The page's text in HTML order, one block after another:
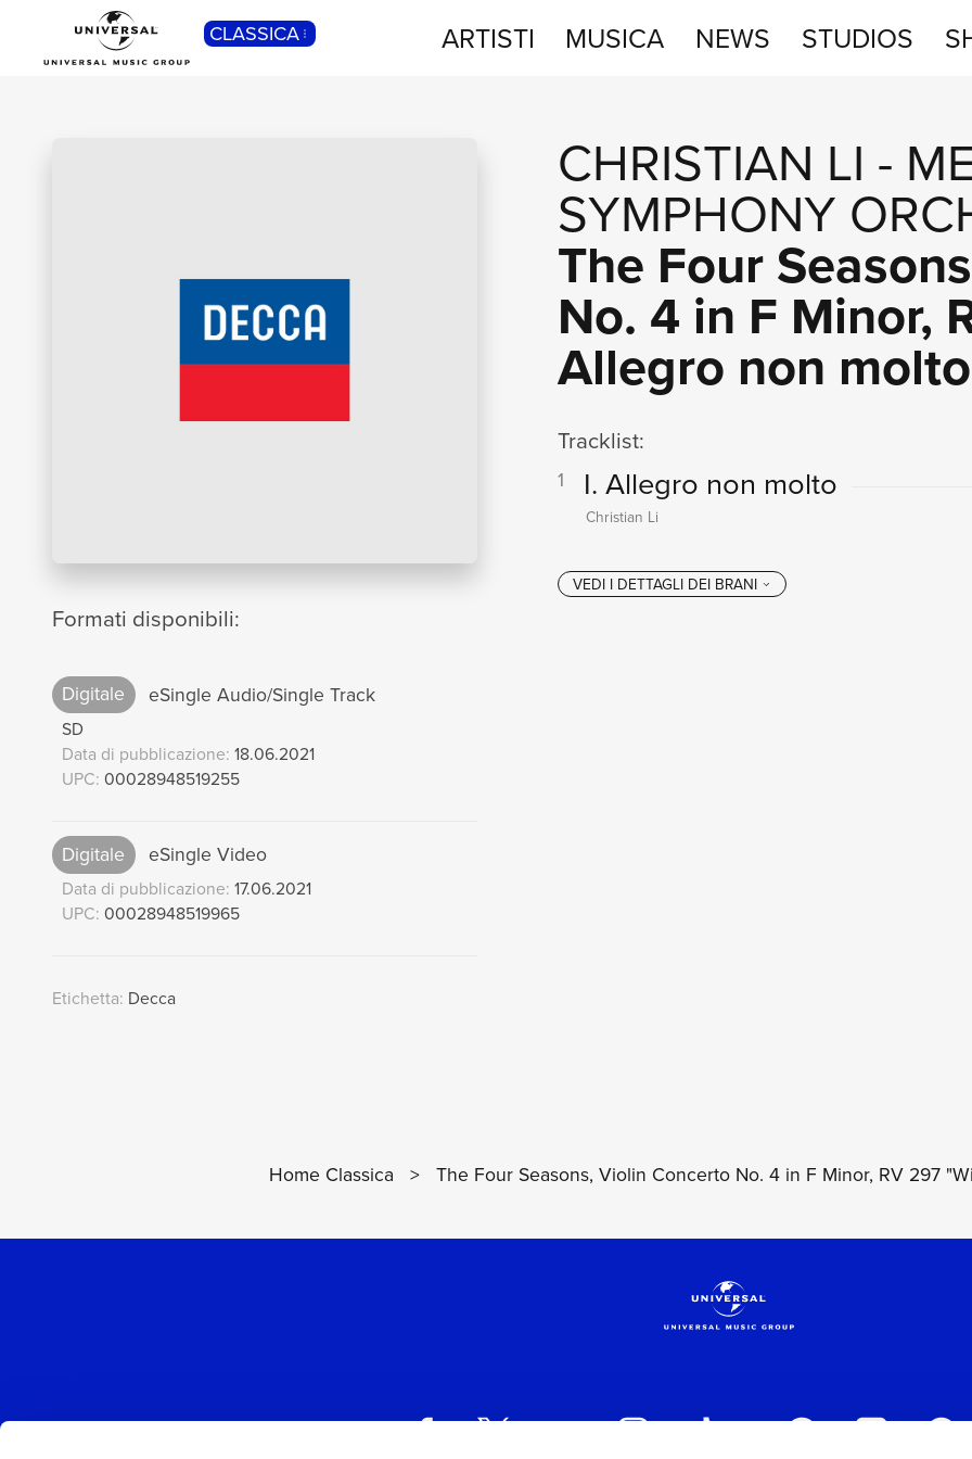
CLASSICA ARTISTI MUSICA NEWS STUDIOS
Formati disponibili:
Digitale eSingle Audio/Single Track
SD
Data di pubblicazione: 18.06.2021
UPC: 00028948519255
Digitale eSingle Video
Data di pubblicazione: 17.06.2021
UPC: 00028948519965
Etichetta: Decca
CHRISTIAN LI -
SYMPHONY
The Four
No. 4 in F Minor,
Allegro non molto
Tracklist:
1 I. Allegro non molto
Christian Li
Home Classica > The Four Seasons, Violin Concerto No. 4 in F Minor, RV 297
POP
SHOP